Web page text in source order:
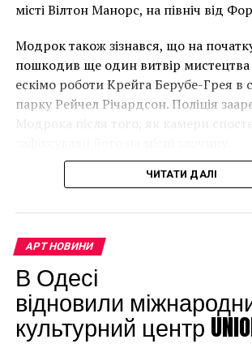
“Спочатку це було
неймовірно, але з
розвитком подій
стало
впевнений, що
усвідомлює
непередбачувані
наслідки для
будинків. Якби ми
могли повернути
назад, ми б це
місті Вілтон Манорс, на північ від
Модрок також зізнався, що на
пошкодив ще один витвір мистецтва
ескімо роботи Крейга Берубе-Грея в
парку Рейчел Річардсон. Поліція
Модрока після того, як камери
ЧИТАТИ ДАЛІ
АРТ НОВИНИ
В Одесі
відновили
культурний центр